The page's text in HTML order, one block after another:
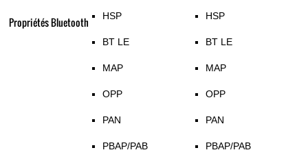
Propriétés Bluetooth HSP
BT LE
MAP
OPP
PAN
PBAP/PAB
HSP
BT LE
MAP
OPP
PAN
PBAP/PAB